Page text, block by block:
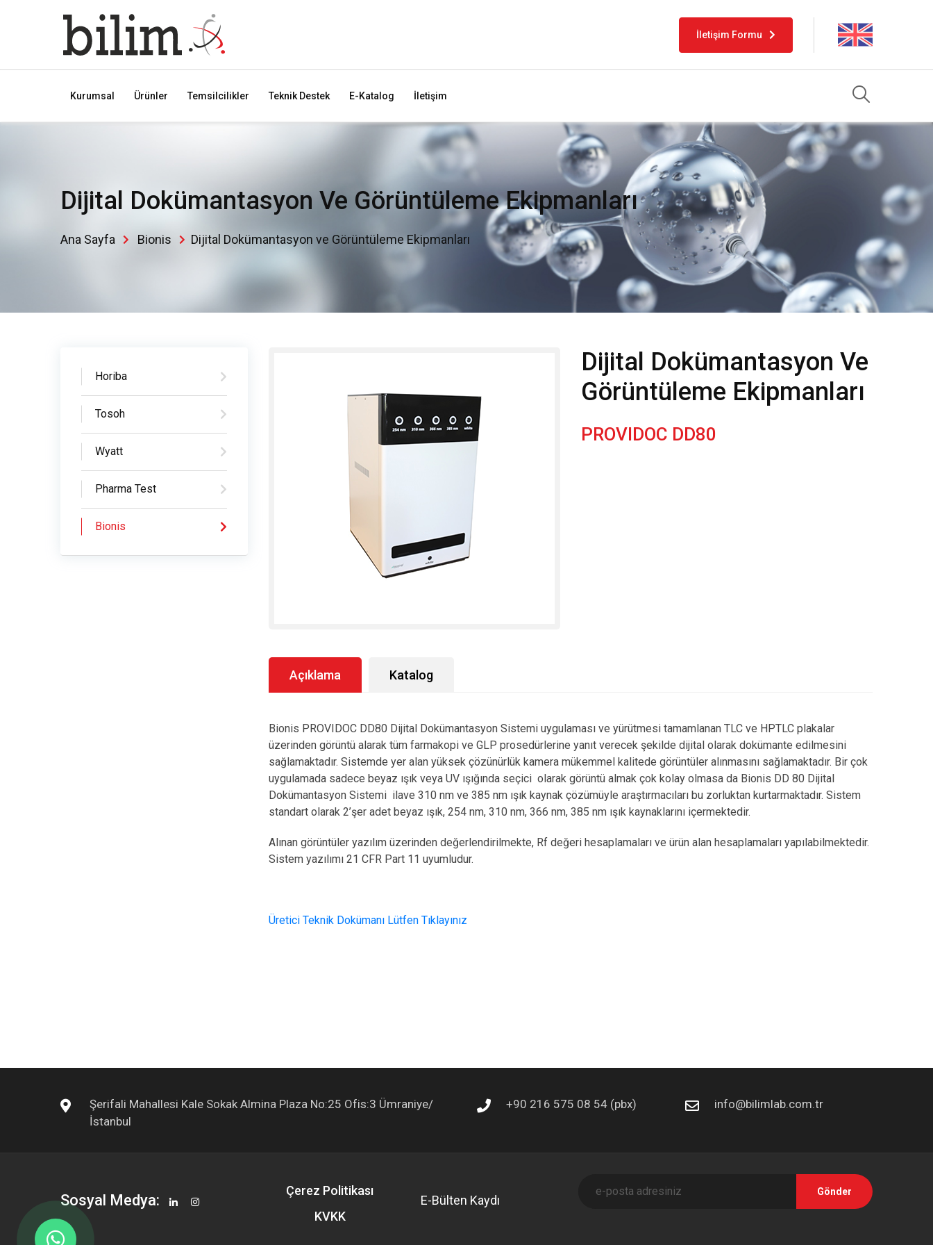
İletişim Formu
Kurumsal Ürünler Temsilcilikler Teknik Destek E-Katalog İletişim
Dijital Dokümantasyon Ve Görüntüleme Ekipmanları
Ana Sayfa Bionis Dijital Dokümantasyon ve Görüntüleme Ekipmanları
Horiba
Tosoh
Wyatt
Pharma Test
Bionis
Dijital Dokümantasyon Ve
Görüntüleme Ekipmanları
PROVIDOC DD80
Açıklama Katalog
Bionis PROVIDOC DD80 Dijital Dokümantasyon Sistemi uygulaması ve yürütmesi tamamlanan TLC ve HPTLC plakalar
üzerinden görüntü alarak tüm farmakopi ve GLP prosedürlerine yanıt verecek şekilde dijital olarak dokümante edilmesini
sağlamaktadır. Sistemde yer alan yüksek çözünürlük kamera mükemmel kalitede görüntüler alınmasını sağlamaktadır. Bir çok
uygulamada sadece beyaz ışık veya UV ışığında seçici olarak görüntü almak çok kolay olmasa da Bionis DD 80 Dijital
Dokümantasyon Sistemi ilave 310 nm ve 385 nm ışık kaynak çözümüyle araştırmacıları bu zorluktan kurtarmaktadır. Sistem
standart olarak 2’şer adet beyaz ışık, 254 nm, 310 nm, 366 nm, 385 nm ışık kaynaklarını içermektedir.
Alınan görüntüler yazılım üzerinden değerlendirilmekte, Rf değeri hesaplamaları ve ürün alan hesaplamaları yapılabilmektedir.
Sistem yazılımı 21 CFR Part 11 uyumludur.
Üretici Teknik Dokümanı Lütfen Tıklayınız
Şerifali Mahallesi Kale Sokak Almina Plaza No:25 Ofis:3 Ümraniye/
İstanbul
+90 216 575 08 54 (pbx) info@bilimlab.com.tr
Sosyal Medya:
Çerez Politikası
KVKK
E-Bülten Kaydı
Gönder